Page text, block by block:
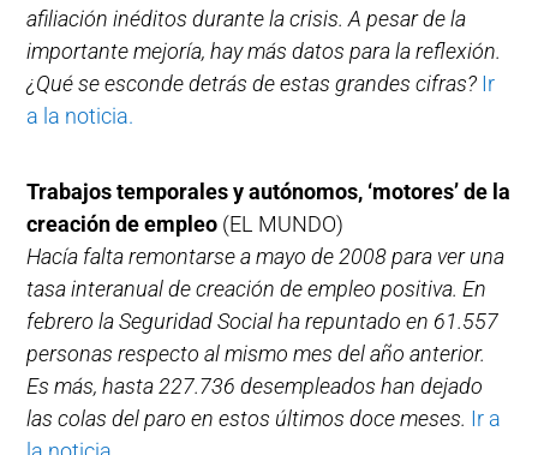
afiliación inéditos durante la crisis. A pesar de la
importante mejoría, hay más datos para la reflexión.
¿Qué se esconde detrás de estas grandes cifras? Ir
a la noticia.
Trabajos temporales y autónomos, ‘motores’ de la
creación de empleo (EL MUNDO)
Hacía falta remontarse a mayo de 2008 para ver una
tasa interanual de creación de empleo positiva. En
febrero la Seguridad Social ha repuntado en 61.557
personas respecto al mismo mes del año anterior.
Es más, hasta 227.736 desempleados han dejado
las colas del paro en estos últimos doce meses. Ir a